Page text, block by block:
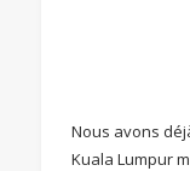
Nous avons
Kuala Lumpur